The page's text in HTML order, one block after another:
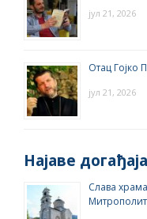
јул 21, 2026
Отац Гојко
јул 21, 2026
Најаве догађаја
Слава
Митрополит